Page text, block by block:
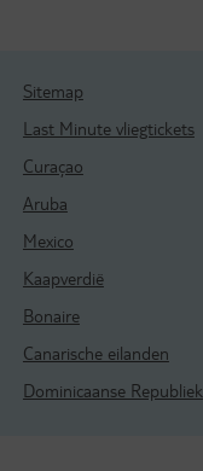
Sitemap
Last Minute vliegtickets
Curaçao
Aruba
Mexico
Kaapverdië
Bonaire
Canarische eilanden
Dominicaanse Republiek